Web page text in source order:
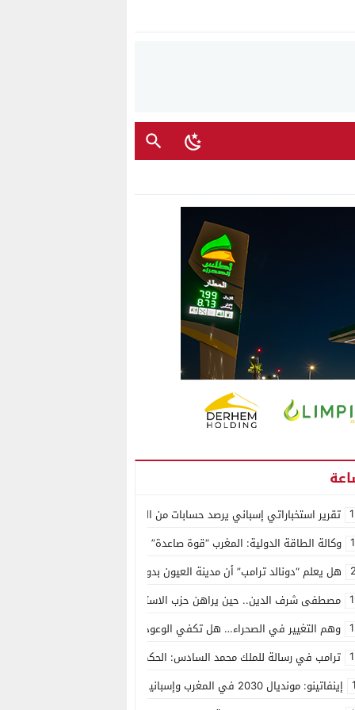
تقرير استخباراتي إسباني يرصد حسابات من الجزائر وأرقاما بـ”213+” ضمن حملة رقمية منظمة حرّضت على اقتحام سبتة
وكالة الطاقة الدولية: المغرب “قوة صاعدة” في سوق المعادن الاستراتيجية
هل يعلم “دونالد ترامب” أن مدينة العيون بدون ماء؟
مصطفى شرف الدين.. حين يراهن حزب الاستقلال على الكفاءة ويمنح الشباب
وهم التغيير في الصحراء… هل تكفي الوعود الفارغة لصناعة الواقع؟
ترامب في رسالة للملك محمد السادس: الحكم الذاتي هو الأساس الوحيد لحل
إينفاتينو: مونديال 2030 في المغرب وإسبانيا والبرتغال سيكون “الأجمل في التاريخ”